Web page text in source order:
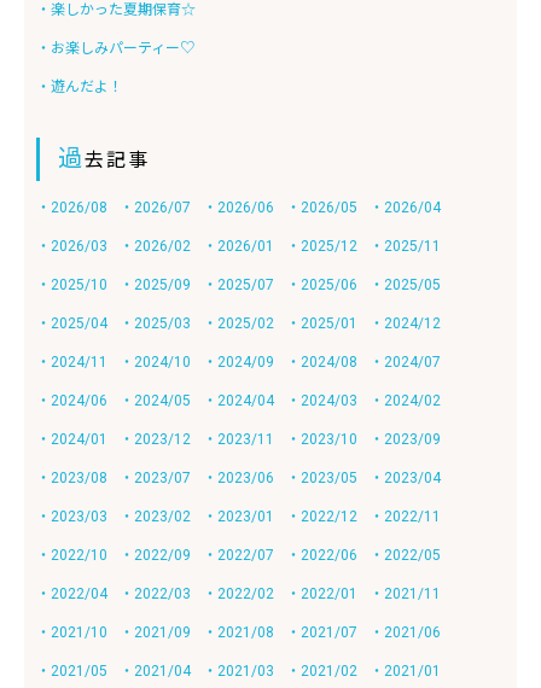
・楽しかった夏期保育☆
・お楽しみパーティー♡
・遊んだよ！
過去記事
・2026/08 ・2026/07 ・2026/06 ・2026/05 ・2026/04
・2026/03 ・2026/02 ・2026/01 ・2025/12 ・2025/11
・2025/10 ・2025/09 ・2025/07 ・2025/06 ・2025/05
・2025/04 ・2025/03 ・2025/02 ・2025/01 ・2024/12
・2024/11 ・2024/10 ・2024/09 ・2024/08 ・2024/07
・2024/06 ・2024/05 ・2024/04 ・2024/03 ・2024/02
・2024/01 ・2023/12 ・2023/11 ・2023/10 ・2023/09
・2023/08 ・2023/07 ・2023/06 ・2023/05 ・2023/04
・2023/03 ・2023/02 ・2023/01 ・2022/12 ・2022/11
・2022/10 ・2022/09 ・2022/07 ・2022/06 ・2022/05
・2022/04 ・2022/03 ・2022/02 ・2022/01 ・2021/11
・2021/10 ・2021/09 ・2021/08 ・2021/07 ・2021/06
・2021/05 ・2021/04 ・2021/03 ・2021/02 ・2021/01